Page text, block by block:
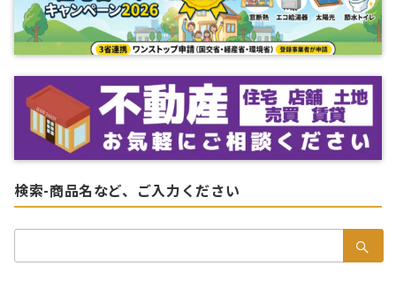
検索-商品名など、ご入力ください
索：